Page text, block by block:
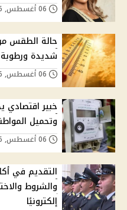
حالة الطقس من
شديدة ورطوبة
خبير اقتصادي
وتحميل
والشروط
إلكترونيًا